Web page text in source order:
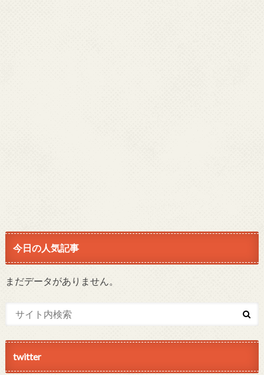
今日の人気記事
まだデータがありません。
twitter